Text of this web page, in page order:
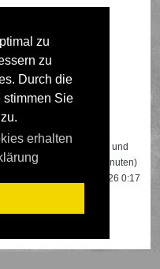
zu
zu
Durch die
stimmen Sie
erhalten
phpBB.de
0 unsichtbare und
der letzten 5 Minuten)
die am 13.04.2026 0:17